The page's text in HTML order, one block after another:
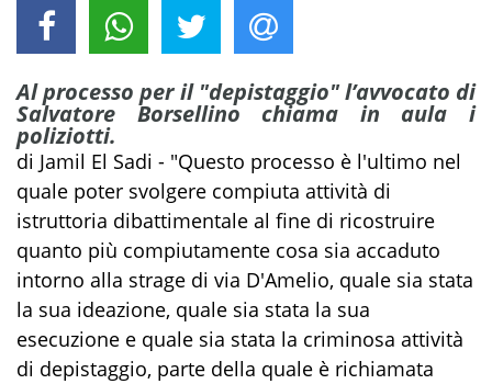
Al processo per il "depistaggio" l’avvocato di
Salvatore Borsellino chiama in aula i
poliziotti.
di Jamil El Sadi - "Questo processo è l'ultimo nel
quale poter svolgere compiuta attività di
istruttoria dibattimentale al fine di ricostruire
quanto più compiutamente cosa sia accaduto
intorno alla strage di via D'Amelio, quale sia stata
la sua ideazione, quale sia stata la sua
esecuzione e quale sia stata la criminosa attività
di depistaggio, parte della quale è richiamata